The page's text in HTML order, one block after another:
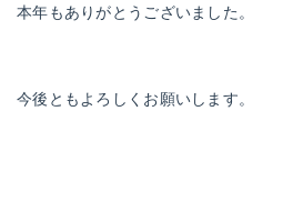
本年もありがとうございました。
今後ともよろしくお願いします。